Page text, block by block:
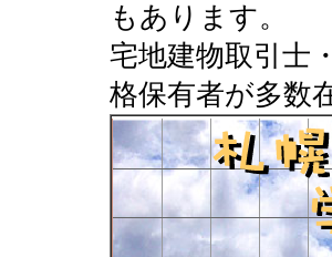
もあります。
宅地建物取引士
格保有者が多数